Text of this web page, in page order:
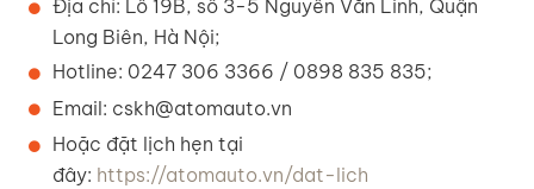
Địa chỉ: Lô 19B, số 3-5 Nguyễn Văn Linh, Quận
Long Biên, Hà Nội;
Hotline: 0247 306 3366 / 0898 835 835;
Email: cskh@atomauto.vn
Hoặc đặt lịch hẹn tại
đây: https://atomauto.vn/dat-lich